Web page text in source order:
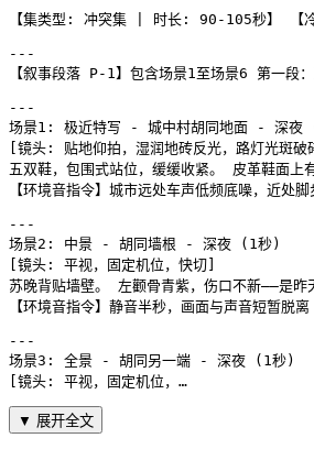
【集类型: 冲突集 | 时长: 90-105秒】 【冷
---
【叙事段落 P-1】包含场景1至场景6 第一段
---
场景1: 极近特写 - 城中村胡同地面 - 深夜
[镜头: 贴地仰拍，湿润地砖反光，路灯光斑破
五双鞋，包围式站位，缓缓收紧。 皮革鞋面上
【环境音指令】城市远处车声低频底噪，近处
---
场景2: 中景 - 胡同墙根 - 深夜 (1秒)
[镜头: 平视，固定机位，快切]
苏晚背贴墙壁。 左颧骨青紫，伤口不新——是
【环境音指令】静音半秒，画面与声音短暂脱离
---
场景3: 全景 - 胡同另一端 - 深夜 (1秒)
[镜头: 平视，固定机位，…
▼ 展开全文